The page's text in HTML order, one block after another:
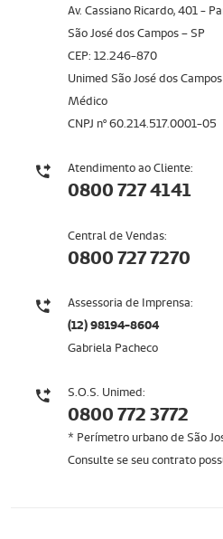
Av. Cassiano Ricardo, 401 -
São José dos Campos – SP
CEP: 12.246-870
Unimed São José dos
Médico
CNPJ nº 60.214.517.0001-05
Atendimento ao Cliente:
0800 727 4141
Central de Vendas:
0800 727 7270
Assessoria de Imprensa:
(12) 98194-8604
Gabriela Pacheco
S.O.S. Unimed:
0800 772 3772
* Perímetro urbano de São
Consulte se seu contrato